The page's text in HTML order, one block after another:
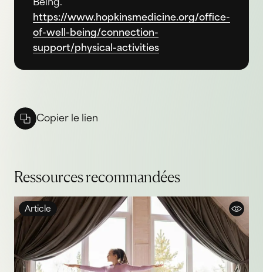
Being.
https://www.hopkinsmedicine.org/office-
of-well-being/connection-
support/physical-activities
Copier le lien
Ressources recommandées
Article